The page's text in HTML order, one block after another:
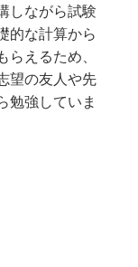
しながら試験
的な計算から
えるため、
望の友人や先
勉強していま